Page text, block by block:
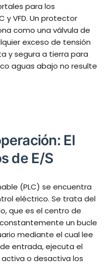
para los
y VFD. Un protector
como una válvula de
exceso de tensión
y segura a tierra para
aguas abajo no resulte
El
de E/S
(PLC) se encuentra
eléctrico. Se trata del
que es el centro de
un bucle
mediante el cual lee
entrada, ejecuta el
o desactiva los